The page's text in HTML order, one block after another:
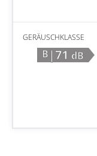
GERÄUSCHKLASSE
B |71 dB